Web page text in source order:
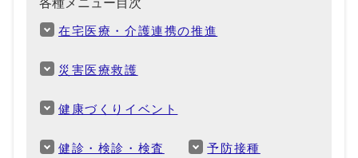
在宅医療・介護連携の推進
災害医療救護
健康づくりイベント
健診・検診・検査 予防接種